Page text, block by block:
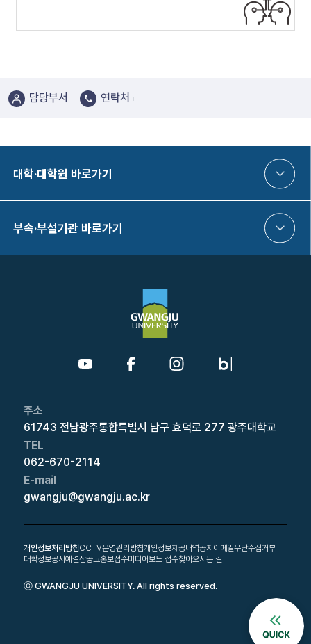
담당부서 연락처
대학·대학원 바로가기
부속·부설기관 바로가기
주소
61743 전남광주통합특별시 남구 효덕로 277 광주대학교
TEL
062-670-2114
E-mail
gwangju@gwangju.ac.kr
개인정보처리방침CCTV운영관리방침개인정보제공내역공지이메일무단수집거부
대학정보공시예결산공고홍보접수미디어보드 접수찾아오시는 길
ⓒ GWANGJU UNIVERSITY. All rights reserved.